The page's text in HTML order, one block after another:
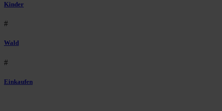
Kinder
#
Wald
#
Einkaufen